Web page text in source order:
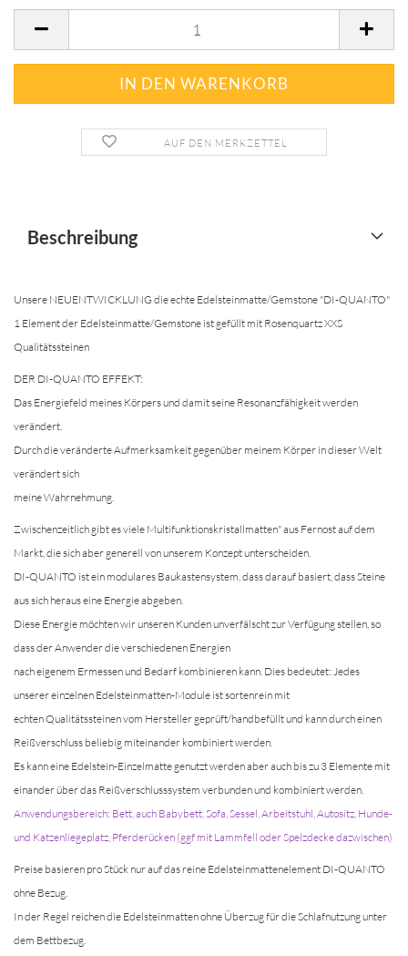
AUF DEN MERKZETTEL
Beschreibung
Unsere NEUENTWICKLUNG die echte Edelsteinmatte/Gemstone "DI-QUANTO"
1 Element der Edelsteinmatte/Gemstone ist gefüllt mit Rosenquartz XXS
Qualitätssteinen
DER DI-QUANTO EFFEKT:
Das Energiefeld meines Körpers und damit seine Resonanzfähigkeit werden
verändert.
Durch die veränderte Aufmerksamkeit gegenüber meinem Körper in dieser Welt
verändert sich
meine Wahrnehmung.
Zwischenzeitlich gibt es viele Multifunktionskristallmatten" aus Fernost auf dem
Markt, die sich aber generell von unserem Konzept unterscheiden.
DI-QUANTO ist ein modulares Baukastensystem, dass darauf basiert, dass Steine
aus sich heraus eine Energie abgeben.
Diese Energie möchten wir unseren Kunden unverfälscht zur Verfügung stellen, so
dass der Anwender die verschiedenen Energien
nach eigenem Ermessen und Bedarf kombinieren kann. Dies bedeutet: Jedes
unserer einzelnen Edelsteinmatten-Module ist sortenrein mit
echten Qualitätssteinen vom Hersteller geprüft/handbefüllt und kann durch einen
Reißverschluss beliebig miteinander kombiniert werden.
Es kann eine Edelstein-Einzelmatte genutzt werden aber auch bis zu 3 Elemente mit
einander über das Reißverschlusssystem verbunden und kombiniert werden.
Anwendungsbereich: Bett, auch Babybett, Sofa, Sessel, Arbeitstuhl, Autositz, Hunde-
und Katzenliegeplatz, Pferderücken (ggf mit Lammfell oder Spelzdecke dazwischen)
Preise basieren pro Stück nur auf das reine Edelsteinmattenelement DI-QUANTO
ohne Bezug.
In der Regel reichen die Edelsteinmatten ohne Überzug für die Schlafnutzung unter
dem Bettbezug.